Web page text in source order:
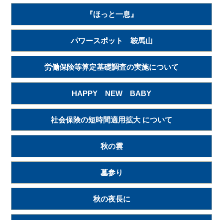
『ほっと一息』
パワースポット 鞍馬山
労働保険等算定基礎調査の実施について
HAPPY NEW BABY
社会保険の短時間適用拡大 について
秋の雲
墓参り
秋の夜長に